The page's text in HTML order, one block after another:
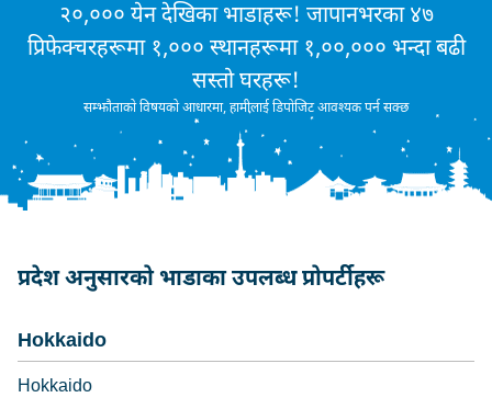
२०,००० येन देखिका भाडाहरू! जापानभरका ४७
प्रिफेक्चरहरूमा १,००० स्थानहरूमा १,००,००० भन्दा बढी
सस्तो घरहरू!
सम्झौताको विषयको आधारमा, हामीलाई डिपोजिट आवश्यक पर्न सक्छ
प्रदेश अनुसारको भाडाका उपलब्ध प्रोपर्टीहरू
Hokkaido
Hokkaido